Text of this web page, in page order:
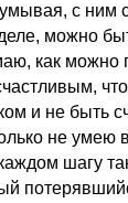
с ним
можно
как можно
и не быть
не умею
шагу